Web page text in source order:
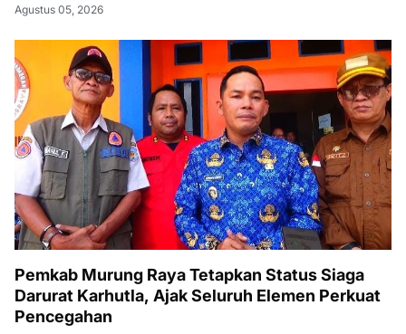
Agustus 05, 2026
Pemkab Murung Raya Tetapkan Status Siaga
Darurat Karhutla, Ajak Seluruh Elemen Perkuat
Pencegahan